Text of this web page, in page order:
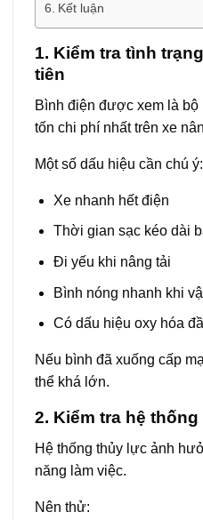
Kết luận
1. Kiểm tra tình
tiên
Bình điện được xem là bộ
tốn chi phí nhất trên xe
Một số dấu hiệu cần chú ý:
Xe nhanh hết điện
Thời gian sạc kéo dài
Đi yếu khi nâng tải
Bình nóng nhanh khi
Có dấu hiệu oxy hóa
Nếu bình đã xuống cấp
thể khá lớn.
2. Kiểm tra hệ
Hệ thống thủy lực ảnh
năng làm việc.
Nên thử: